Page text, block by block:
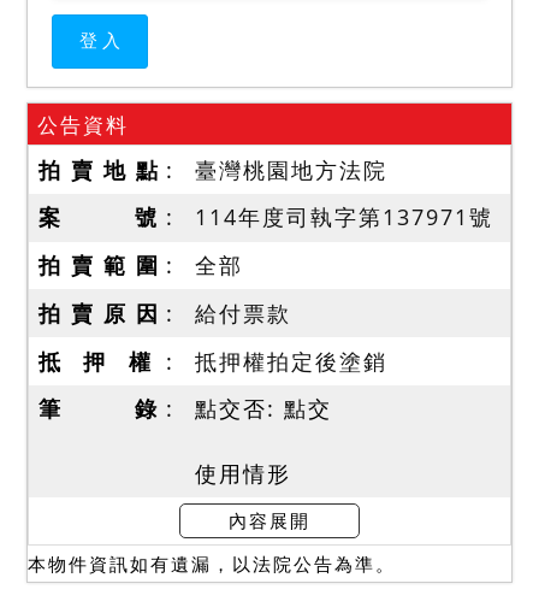
公告資料
拍 賣 地 點
臺灣桃園地方法院
案 號
114年度司執字第137971號
拍 賣 範 圍
全部
拍 賣 原 因
給付票款
抵 押 權
抵押權拍定後塗銷
筆 錄
點交否: 點交
使用情形
一、本件拍賣標的於114年
12月16日現場查封時，債權
人同債務人導往現場。
內容展開
本物件資訊如有遺漏，以法院公告為準。